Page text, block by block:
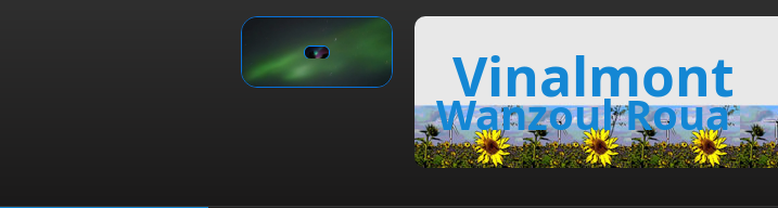
Vinalmont
Wanzoul Roua